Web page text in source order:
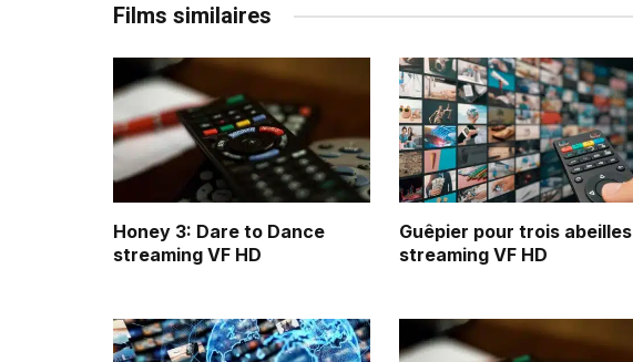
Films similaires
Honey 3: Dare to Dance
streaming VF HD
Guêpier pour trois abeilles
streaming VF HD